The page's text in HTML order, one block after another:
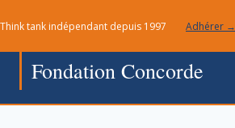
au
contenu
Think tank indépendant depuis 1997 Adhérer →
Fondation Concorde